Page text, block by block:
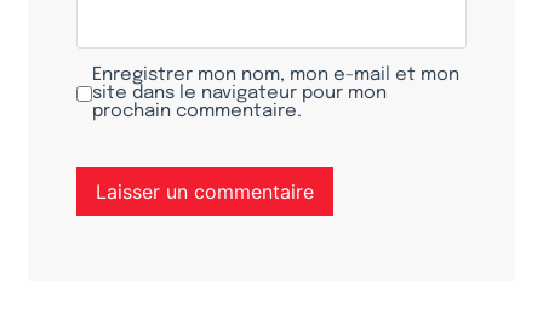
Enregistrer mon nom, mon e-mail et mon
site dans le navigateur pour mon
prochain commentaire.